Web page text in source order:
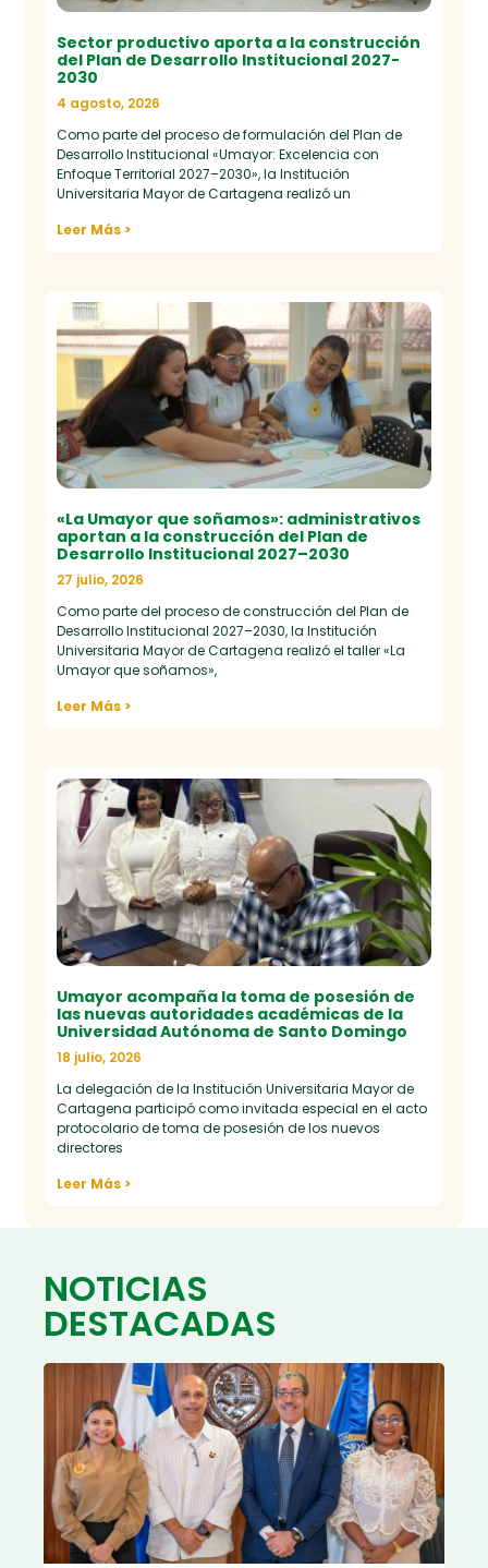
Sector productivo aporta a la construcción
del Plan de Desarrollo Institucional 2027-
2030
4 agosto, 2026
Como parte del proceso de formulación del Plan de
Desarrollo Institucional «Umayor: Excelencia con
Enfoque Territorial 2027–2030», la Institución
Universitaria Mayor de Cartagena realizó un
Leer Más >
«La Umayor que soñamos»: administrativos
aportan a la construcción del Plan de
Desarrollo Institucional 2027–2030
27 julio, 2026
Como parte del proceso de construcción del Plan de
Desarrollo Institucional 2027–2030, la Institución
Universitaria Mayor de Cartagena realizó el taller «La
Umayor que soñamos»,
Leer Más >
Umayor acompaña la toma de posesión de
las nuevas autoridades académicas de la
Universidad Autónoma de Santo Domingo
18 julio, 2026
La delegación de la Institución Universitaria Mayor de
Cartagena participó como invitada especial en el acto
protocolario de toma de posesión de los nuevos
directores
Leer Más >
NOTICIAS
DESTACADAS